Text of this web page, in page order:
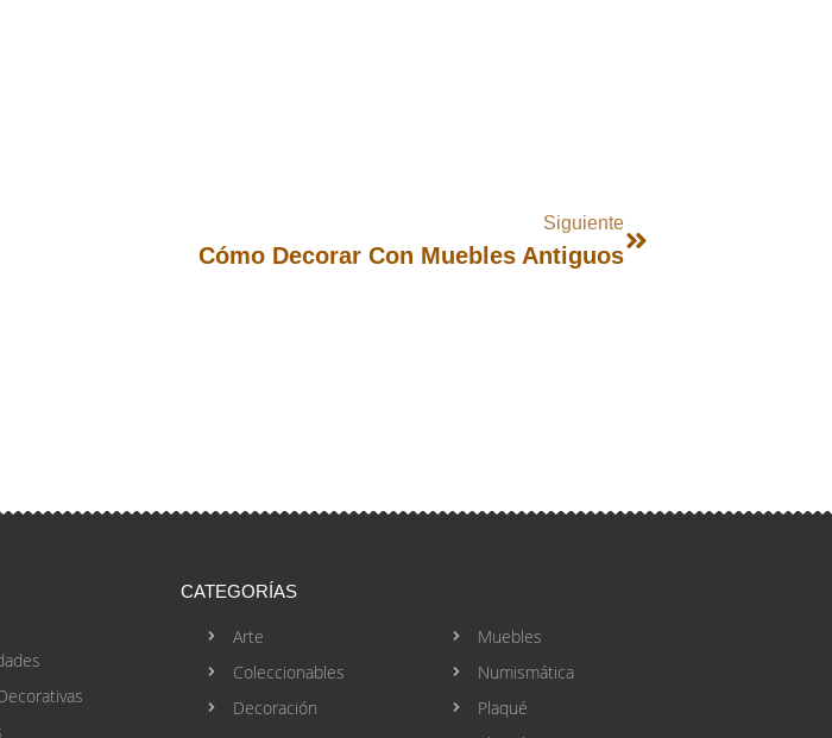
Siguiente
Cómo Decorar Con Muebles Antiguos
CATEGORÍAS
Arte
Coleccionables
Decoración
Muebles
Numismática
Plaqué